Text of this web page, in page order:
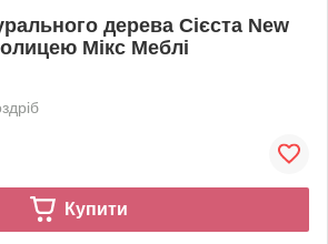
дерева Сієста New
Мікс Меблі
Купити